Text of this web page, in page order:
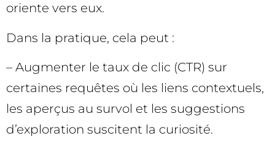
oriente vers eux.
Dans la pratique, cela peut :
– Augmenter le taux de clic (CTR) sur
certaines requêtes où les liens contextuels,
les aperçus au survol et les suggestions
d’exploration suscitent la curiosité.